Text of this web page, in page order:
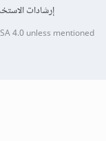
إرشادات
4.0unless mentioned